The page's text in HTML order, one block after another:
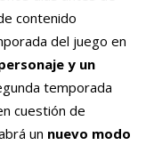
contenido
del juego en
y un
temporada
cuestión de
un nuevo modo